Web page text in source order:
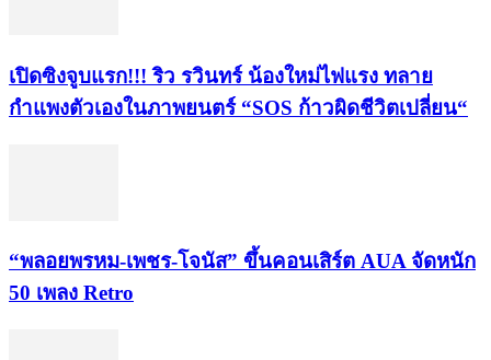
เปิดซิงจูบแรก!!! ริว รวินทร์ น้องใหม่ไฟแรง ทลาย
กำแพงตัวเองในภาพยนตร์ “SOS ก้าวผิดชีวิตเปลี่ยน“
“พลอยพรหม-เพชร-โจนัส” ขึ้นคอนเสิร์ต AUA จัดหนัก
50 เพลง Retro